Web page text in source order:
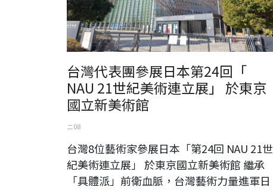
台灣代表團參展日本第24回「
NAU 21世紀美術連立展」 於東京
國立新美術館
二 08
台灣8位藝術家參展日本「第24回 NAU 21世
紀美術連立展」 於東京國立新美術館 繼承
「具體派」前衛血脈，台灣藝術力量進軍日